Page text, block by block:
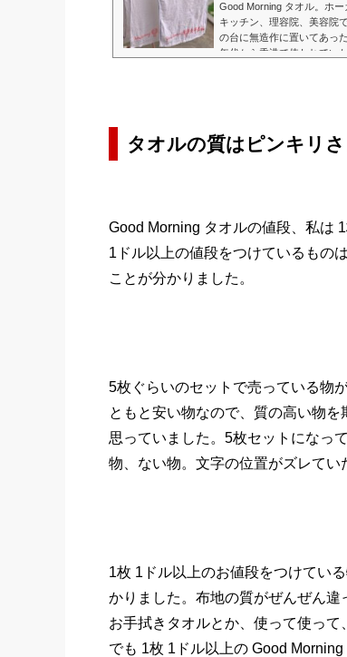
Good Morning タオル。ホ
キッチン、理容院、美容院
の台に無造作に置いてあっ
年代から香港で使われてい
タオルの質はピンキリさ
Good Morning タオルの値段、私は
1ドル以上の値段をつけているもの
ことが分かりました。
5枚ぐらいのセットで売っている物
ともと安い物なので、質の高い物
思っていました。5枚セットになっ
物、ない物。文字の位置がズレてい
1枚 1ドル以上のお値段をつけてい
かりました。布地の質がぜんぜん
お手拭きタオルとか、使って使っ
でも 1枚 1ドル以上の Good